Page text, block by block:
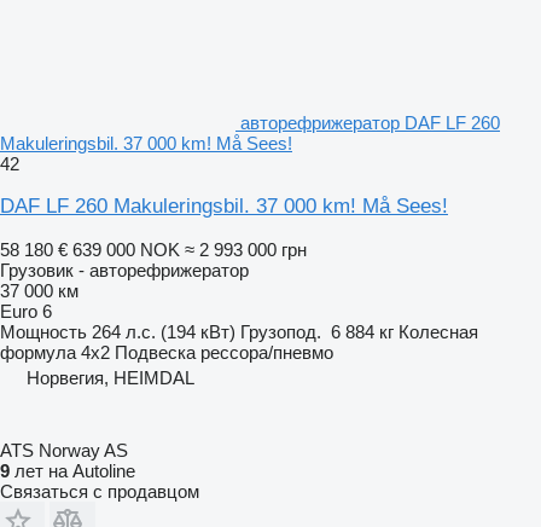
авторефрижератор DAF LF 260
Makuleringsbil. 37 000 km! Må Sees!
42
DAF LF 260 Makuleringsbil. 37 000 km! Må Sees!
58 180 € 639 000 NOK ≈ 2 993 000 грн
Грузовик - авторефрижератор
37 000 км
Euro 6
Мощность 264 л.с. (194 кВт) Грузопод. 6 884 кг Колесная
формула 4x2 Подвеска рессора/пневмо
Норвегия, HEIMDAL
ATS Norway AS
9 лет на Autoline
Связаться с продавцом